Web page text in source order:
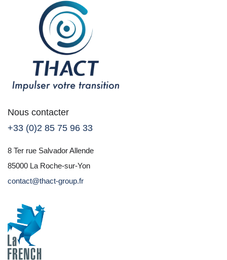
Nous contacter
+33 (0)2 85 75 96 33
8 Ter rue Salvador Allende
85000 La Roche-sur-Yon
contact@thact-group.fr